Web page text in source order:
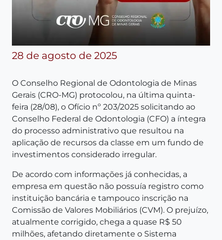
28 de agosto de 2025
O Conselho Regional de Odontologia de Minas
Gerais (CRO-MG) protocolou, na última quinta-
feira (28/08), o Ofício nº 203/2025 solicitando ao
Conselho Federal de Odontologia (CFO) a íntegra
do processo administrativo que resultou na
aplicação de recursos da classe em um fundo de
investimentos considerado irregular.
De acordo com informações já conhecidas, a
empresa em questão não possuía registro como
instituição bancária e tampouco inscrição na
Comissão de Valores Mobiliários (CVM). O prejuízo,
atualmente corrigido, chega a quase R$ 50
milhões, afetando diretamente o Sistema